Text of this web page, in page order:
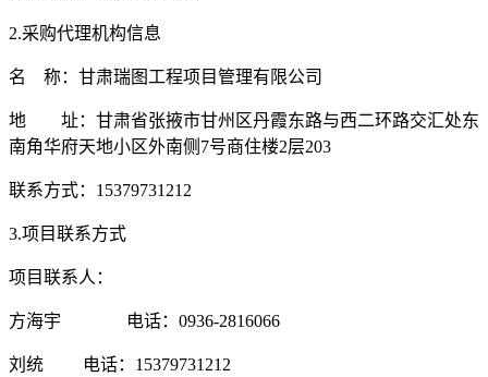
2.采购代理机构信息
名 称： 甘肃瑞图工程项目管理有限公司
地 址： 甘肃省张掖市甘州区丹霞东路与西二环路交汇处东
南角华府天地小区外南侧 7号商住楼2层203
联系方式： 15379731212
3.项目联系方式
项目联系人：
方海宇 电话： 0936-2816066
刘统 电话： 15379731212